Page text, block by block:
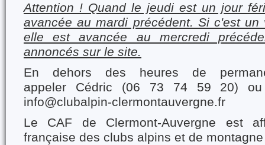
Attention ! Quand le jeudi est un jour
avancée au mardi précédent. Si c'est
elle est avancée au mercredi
annoncés sur le site.
En dehors des heures de
appeler Cédric (06 73 74 59 20)
info@clubalpin-clermontauvergne.fr
Le CAF de Clermont-Auvergne est
française des clubs alpins et de